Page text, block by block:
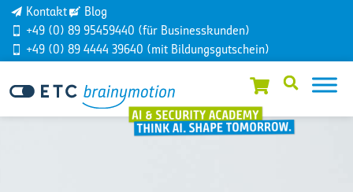
Kontakt
Blog
+49 (0) 89 95459440 (für Businesskunden)
+49 (0) 89 4444 39640 (mit Bildungsgutschein)